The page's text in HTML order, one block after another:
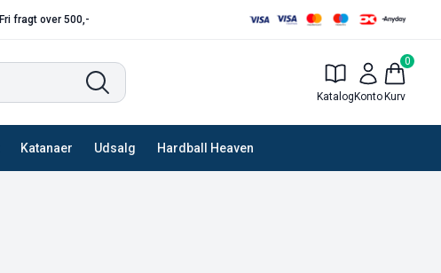
Fri fragt over 500,-
Katalog Konto
0
Kurv
Katanaer Udsalg Hardball Heaven